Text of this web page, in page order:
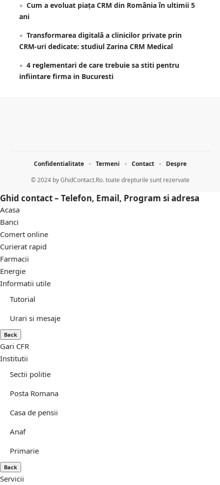
Cum a evoluat piața CRM din România în ultimii 5
ani
Transformarea digitală a clinicilor private prin
CRM-uri dedicate: studiul Zarina CRM Medical
4 reglementari de care trebuie sa stiti pentru
infiintare firma in Bucuresti
© 2024 byGhidContact.Ro. toate drepturile sunt rezervate
Confidentialitate Termeni Contact Despre
Ghid contact – Telefon, Email, Program si adresa
Acasa
Banci
Comert online
Curierat rapid
Farmacii
Energie
Informatii utile
Tutorial
Urari si mesaje
Back
Gari CFR
Institutii
Sectii politie
Posta Romana
Casa de pensii
Anaf
Primarie
Back
Servicii